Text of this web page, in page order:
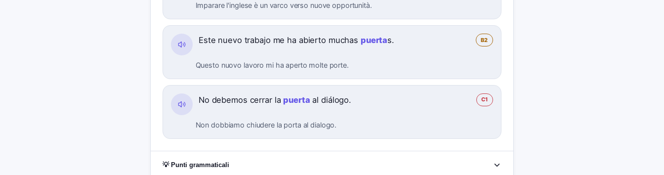
Imparare l'inglese è un varco verso nuove opportunità.
Este nuevo trabajo me ha abierto muchas puertas. B2
Questo nuovo lavoro mi ha aperto molte porte.
No debemos cerrar la puerta al diálogo. C1
Non dobbiamo chiudere la porta al dialogo.
💡 Punti grammaticali